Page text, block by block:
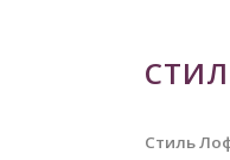
Стиль